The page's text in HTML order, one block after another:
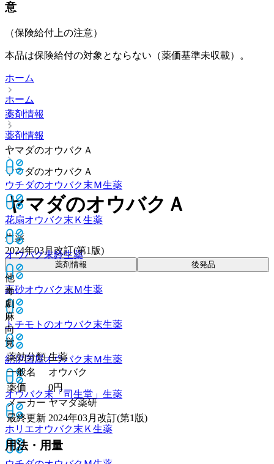
意
（保険給付上の注意）
本品は保険給付の対象とならない（薬価基準未収載）。
ホーム
薬剤情報
ヤマダのオウバクＡ
ウチダのオウバク末Ｍ生薬
花扇オウバク末Ｋ 生薬
オウバク末鈴生薬
高砂オウバク末Ｍ生薬
トチモトのオウバク末生薬
紀伊国屋オウバク末Ｍ生薬
オウバク末「司生堂」 生薬
ホリエオウバク末Ｋ 生薬
ホーム
薬剤情報
ヤマダのオウバクＡ
ヤマダのオウバクＡ
生薬
2024年03月改訂(第1版)
薬剤情報 後発品
他
毒
劇
麻
向
覚
薬効分類 生薬
一般名
オウバク
薬価
0円
メーカー ヤマダ薬研
最終更新 2024年03月改訂(第1版)
用法・用量